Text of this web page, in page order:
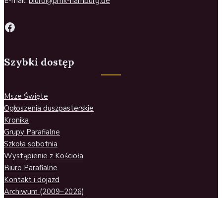
Szybki dostęp
Msze Święte
Ogłoszenia duszpasterskie
Kronika
Grupy Parafialne
Szkoła sobotnia
Wystąpienie z Kościoła
Biuro Parafialne
Kontakt i dojazd
Archiwum (2009–2026)